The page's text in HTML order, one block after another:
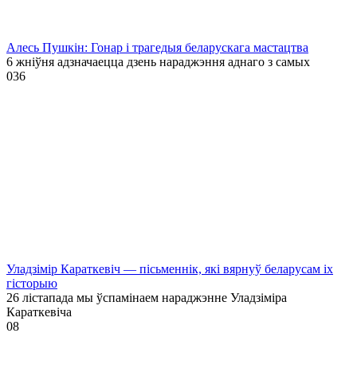
Алесь Пушкін: Гонар і трагедыя беларускага мастацтва
6 жніўня адзначаецца дзень нараджэння аднаго з самых
036
Уладзімір Караткевіч — пісьменнік, які вярнуў беларусам іх
гісторыю
26 лістапада мы ўспамінаем нараджэнне Уладзіміра
Караткевіча
08